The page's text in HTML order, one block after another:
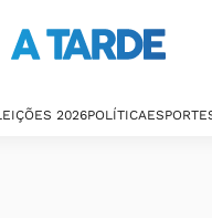
2026POLÍTICA